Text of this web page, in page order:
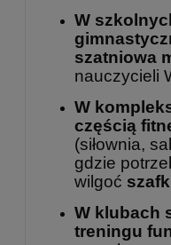
W
szatniowa
nauczycieli
W
częścią
(siłownia,
gdzie
wilgoć
W klubach
treningu